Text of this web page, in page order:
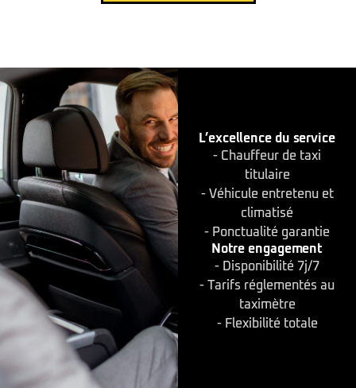
L’excellence du service
- Chauffeur de taxi
titulaire
- Véhicule entretenu et
climatisé
- Ponctualité garantie
Notre engagement
- Disponibilité 7j/7
- Tarifs réglementés au
taximètre
- Flexibilité totale